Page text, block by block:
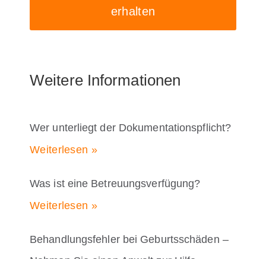
erhalten
Weitere Informationen
Wer unterliegt der Dokumentationspflicht?
Weiterlesen »
Was ist eine Betreuungsverfügung?
Weiterlesen »
Behandlungsfehler bei Geburtsschäden –